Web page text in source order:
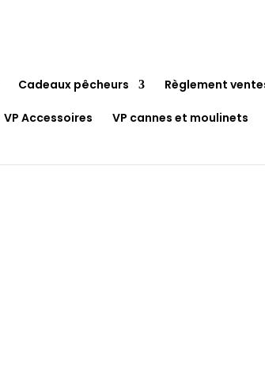
Cadeaux pêcheurs Règlement
VP Accessoires VP cannes et moulinets